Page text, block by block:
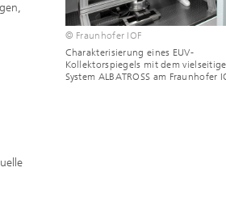
© Fraunhofer IOF
Charakterisierung eines EUV-
Kollektorspiegels mit dem
System ALBATROSS am Fraunhofer